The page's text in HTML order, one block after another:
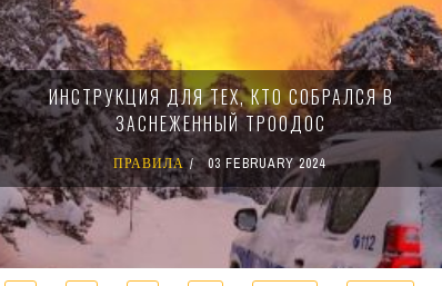
ИНСТРУКЦИЯ ДЛЯ ТЕХ, КТО СОБРАЛСЯ В
ЗАСНЕЖЕННЫЙ ТРООДОС
ПРАВИЛА 03 FEBRUARY 2024